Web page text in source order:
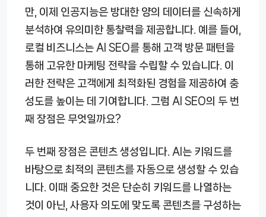
만, 이제 인공지능은 방대한 양의 데이터를 신속하게
분석하여 유의미한 통찰력을 제공합니다. 예를 들어,
로컬 비즈니스는 AI SEO를 통해 고객 방문 패턴을
통해 고유한 마케팅 전략을 수립할 수 있습니다. 이
러한 전략은 고객에게 최적화된 경험을 제공하여 충
성도를 높이는 데 기여합니다. 그럼 AI SEO의 두 번
째 장점은 무엇일까요?
두 번째 장점은 콘텐츠 생성입니다. AI는 키워드를
바탕으로 최적의 콘텐츠를 자동으로 생성할 수 있습
니다. 이때 중요한 것은 단순히 키워드를 나열하는
것이 아닌, 사용자 의도에 맞도록 콘텐츠를 구성하는